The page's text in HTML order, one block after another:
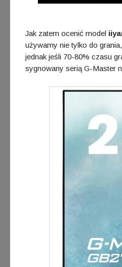
Jak zatem ocenić model
używamy nie tylko do
jednak jeśli 70-80% czasu
sygnowany serią G-Master